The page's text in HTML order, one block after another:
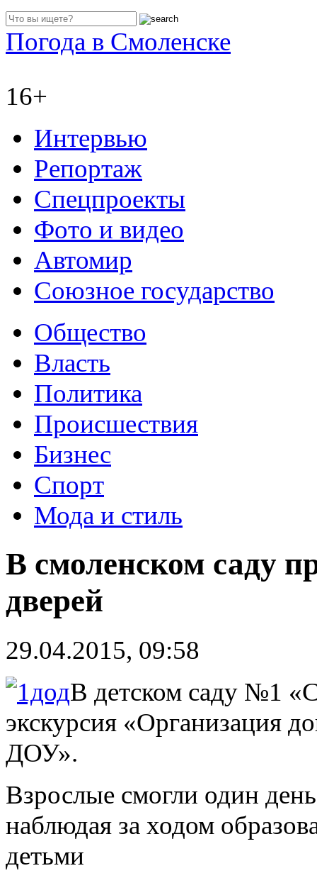
Погода в Смоленске
16+
Интервью
Репортаж
Спецпроекты
Фото и видео
Автомир
Союзное государство
Общество
Власть
Политика
Происшествия
Бизнес
Спорт
Мода и стиль
В смоленском саду
дверей
29.04.2015, 09:58
В детском саду №1
экскурсия «Организация
ДОУ».
Взрослые смогли один
наблюдая за ходом
детьми